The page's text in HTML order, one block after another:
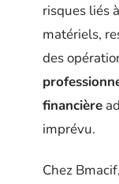
risques liés
matériels,
des
financière
imprévu.
Chez